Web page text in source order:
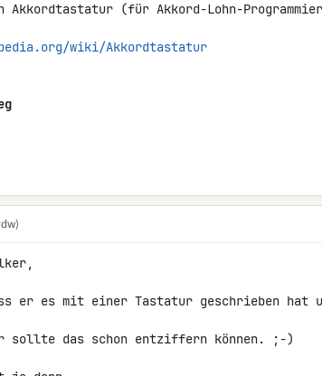
Akkordtastatur (für Akkord-Lohn-
wiki/Akkordtastatur
er es mit einer Tastatur geschrieben hat
sollte das schon entziffern können. ;-)